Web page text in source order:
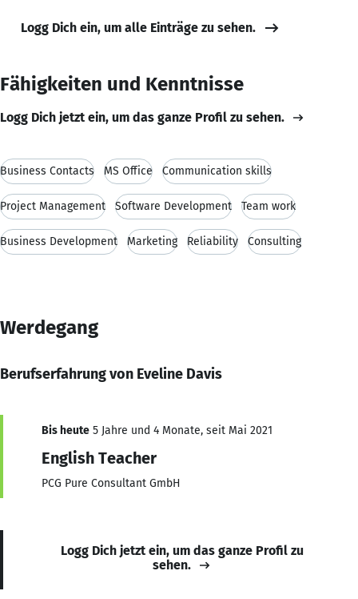
Logg Dich ein, um alle Einträge zu sehen.
Fähigkeiten und Kenntnisse
Logg Dich jetzt ein, um das ganze Profil zu sehen.
Business Contacts MS Office Communication skills
Project Management Software Development Team work
Business Development Marketing Reliability Consulting
Werdegang
Berufserfahrung von Eveline Davis
Bis heute 5 Jahre und 4 Monate, seit Mai 2021
English Teacher
PCG Pure Consultant GmbH
Logg Dich jetzt ein, um das ganze Profil zu
sehen.